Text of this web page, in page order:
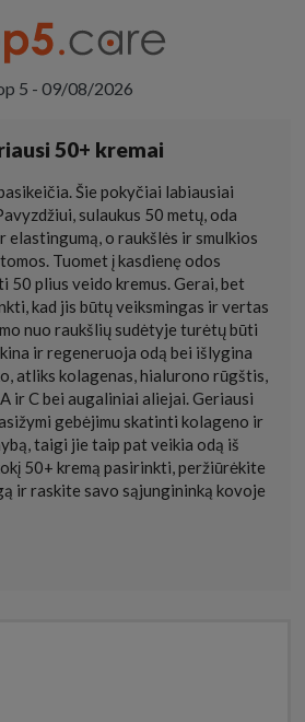
5 - 09/08/2026
50+ kremai
Šie pokyčiai labiausiai
sulaukus 50 metų, oda
elastingumą, o raukšlės ir smulkios
Tuomet į kasdienę odos
plius veido kremus. Gerai, bet
kad jis būtų veiksmingas ir vertas
nuo raukšlių sudėtyje turėtų būti
ir regeneruoja odą bei išlygina
atliks kolagenas, hialurono rūgštis,
ir C bei augaliniai aliejai. Geriausi
gebėjimu skatinti kolageno ir
taigi jie taip pat veikia odą iš
50+ kremą pasirinkti, peržiūrėkite
ir raskite savo sąjungininką kovoje